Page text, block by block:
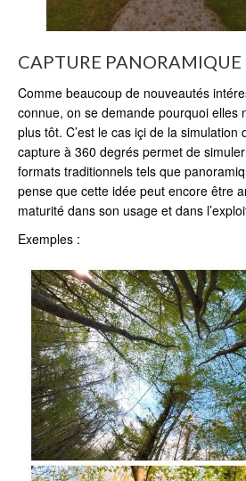
CAPTURE PANORAMIQUE
Comme beaucoup de nouveautés
connue, on se demande pourquoi elles
plus tôt. C’est le cas içi de la simulation
capture à 360 degrés permet de
formats traditionnels tels que
pense que cette idée peut encore être
maturité dans son usage et dans
Exemples :